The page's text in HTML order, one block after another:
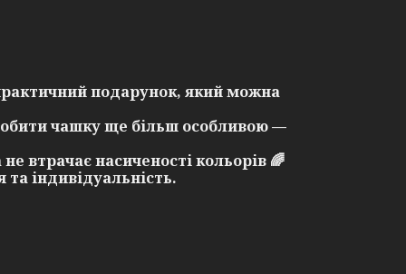
подарунок, який можна
чашку ще більш особливою —
втрачає насиченості кольорів 🌈
індивідуальність.